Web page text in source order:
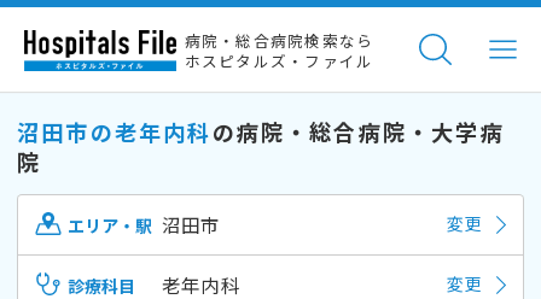
病院・総合病院検索なら
ホスピタルズ・ファイル
沼田市の老年内科の病院・総合病院・大学病
院
エリア・駅 沼田市 変更
診療科目 老年内科 変更